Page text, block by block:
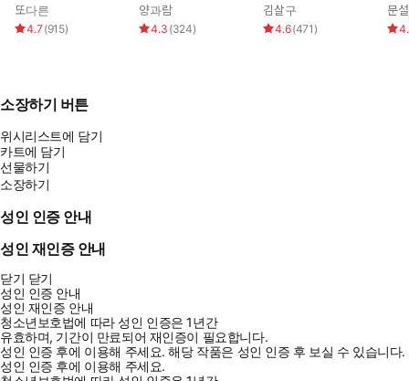
또다른
4.7 (915)
양과람
4.3 (324)
김살구
4.6(471 )
문
소장하기 버튼
위시리스트에 담기
카트에 담기
선물하기
소장하기
성인 인증 안내
성인 재인증 안내
닫기 닫기
성인 인증 안내
성인 재인증 안내
청소년보호법에 따라 성인 인증은 1년간
유효하며, 기간이 만료되어 재인증이 필요합니다.
성인 인증 후에 이용해 주세요.해당 작품은 성인 인증 후 보실 수 있습니다.
성인 인증 후에 이용해 주세요.